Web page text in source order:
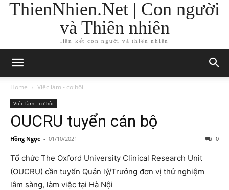
ThienNhien.Net | Con người
và Thiên nhiên
liên kết con người và thiên nhiên
Home Việc làm - cơ hội
Việc làm - cơ hội
OUCRU tuyển cán bộ
Hồng Ngọc - 01/10/2021 0
Tổ chức The Oxford University Clinical Research Unit
(OUCRU) cần tuyển Quản lý/Trưởng đơn vị thử nghiệm
lâm sàng, làm việc tại Hà Nội